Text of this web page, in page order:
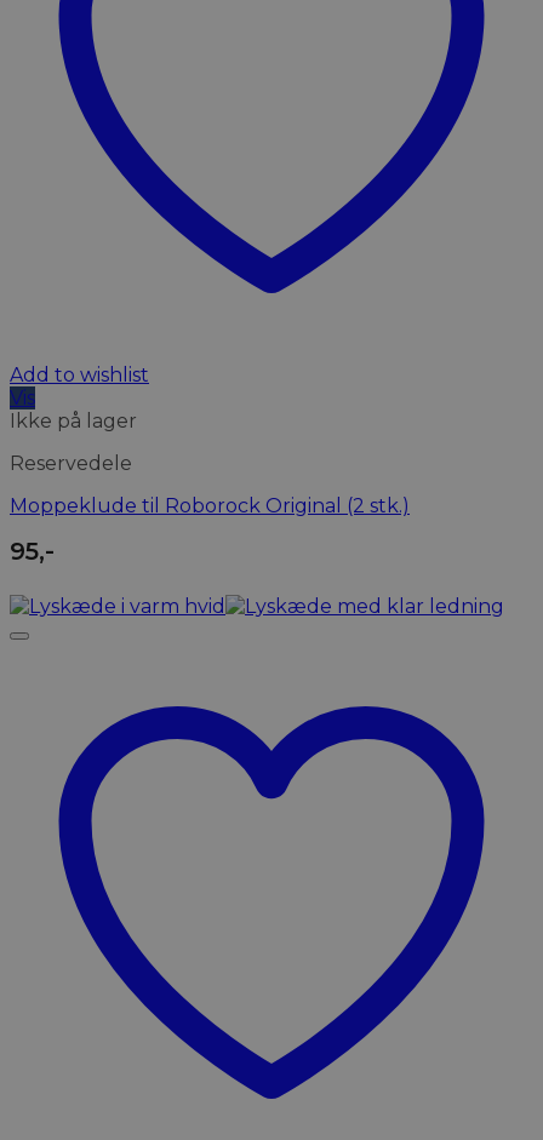
Add to wishlist
Vis
Ikke på lager
Reservedele
Moppeklude til Roborock Original (2 stk.)
95,-